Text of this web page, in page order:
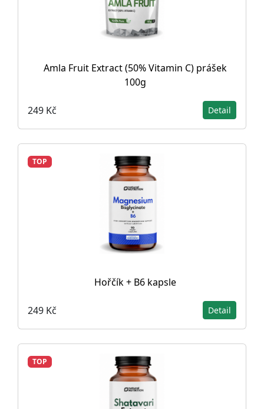
Amla Fruit Extract (50% Vitamin C) prášek
100g
249 Kč Detail
TOP
Hořčík + B6 kapsle
249 Kč Detail
TOP